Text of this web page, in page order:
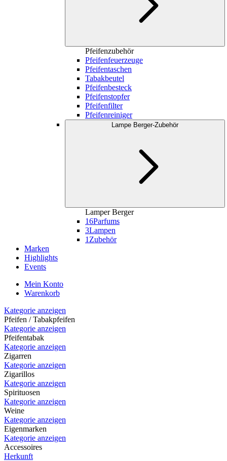
Pfeifenzubehör
Pfeifenfeuerzeuge
Pfeifentaschen
Tabakbeutel
Pfeifenbesteck
Pfeifenstopfer
Pfeifenfilter
Pfeifenreiniger
Lampe Berger-Zubehör
Lamper Berger
16Parfums
3Lampen
1 Zubehör
Marken
Highlights
Events
Mein Konto
Warenkorb
Kategorie anzeigen
Pfeifen / Tabakpfeifen
Kategorie anzeigen
Pfeifentabak
Kategorie anzeigen
Zigarren
Kategorie anzeigen
Zigarillos
Kategorie anzeigen
Spirituosen
Kategorie anzeigen
Weine
Kategorie anzeigen
Eigenmarken
Kategorie anzeigen
Accessoires
Herkunft